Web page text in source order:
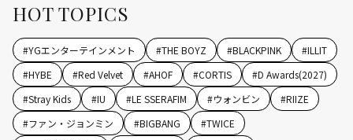
HOT TOPICS
#YGエンターテインメント #THE BOYZ #BLACKPINK #ILLIT
#HYBE #Red Velvet #AHOF #CORTIS #D Awards(2027)
#Stray Kids #IU #LE SSERAFIM #ウォンビン #RIIZE
#ファン・ジョンミン #BIGBANG #TWICE